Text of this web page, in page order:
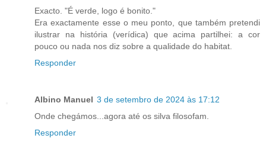
Exacto. "É verde, logo é bonito."
Era exactamente esse o meu ponto, que também pretendi
ilustrar na história (verídica) que acima partilhei: a cor
pouco ou nada nos diz sobre a qualidade do habitat.
Responder
Albino Manuel 3 de setembro de 2024 às 17:12
Onde chegámos...agora até os silva filosofam.
Responder